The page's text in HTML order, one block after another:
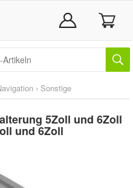
› Sonstige
5Zoll und 6Zoll
und 6Zoll